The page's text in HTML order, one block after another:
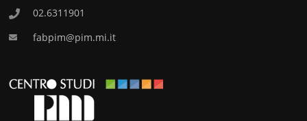
02.6311901
fabpim@pim.mi.it